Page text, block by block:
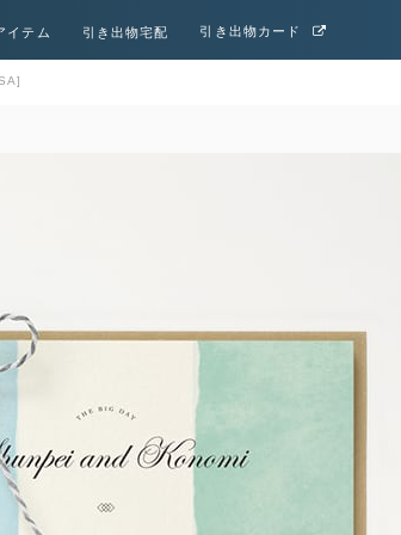
イテム 引き出物宅配 引き出物カード